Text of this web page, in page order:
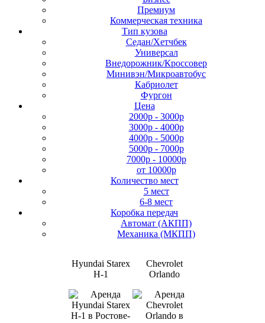
Премиум
Коммерческая техника
Тип кузова
Седан/Хетчбек
Универсал
Внедорожник/Кроссовер
Минивэн/Микроавтобус
Кабриолет
Фургон
Цена
2000р - 3000р
3000р - 4000р
4000р - 5000р
5000р - 7000р
7000р - 10000р
от 10000р
Количество мест
5 мест
6-8 мест
Коробка передач
Автомат (АКПП)
Механика (МКПП)
Hyundai Starex
H-1
Chevrolet
Orlando